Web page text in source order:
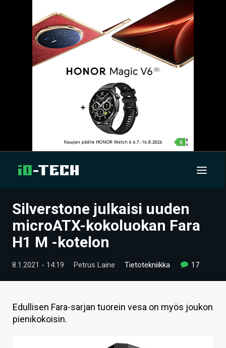
UUTISET
ARTIKKELIT
VIDEOT
TECHBBS
TIETOA
HINTA.FI
Silverstone julkaisi uuden
microATX-kokoluokan Fara
H1 M -kotelon
8.1.2021 - 14:19 Petrus Laine Tietotekniikka 17
Edullisen Fara-sarjan tuorein vesa on myös joukon
pienikokoisin.